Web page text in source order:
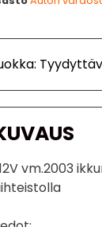
vm.2003